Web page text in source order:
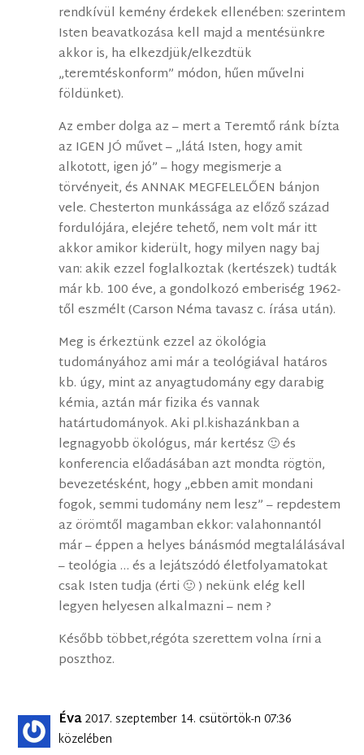
rendkívül kemény érdekek ellenében: szerintem
Isten beavatkozása kell majd a mentésünkre
akkor is, ha elkezdjük/elkezdtük
„teremtéskonform” módon, hűen művelni
földünket).
Az ember dolga az – mert a Teremtő ránk bízta
az IGEN JÓ művet – „látá Isten, hogy amit
alkotott, igen jó” – hogy megismerje a
törvényeit, és ANNAK MEGFELELŐEN bánjon
vele. Chesterton munkássága az előző század
fordulójára, elejére tehető, nem volt már itt
akkor amikor kiderült, hogy milyen nagy baj
van: akik ezzel foglalkoztak (kertészek) tudták
már kb. 100 éve, a gondolkozó emberiség 1962-
től eszmélt (Carson Néma tavasz c. írása után).
Meg is érkeztünk ezzel az ökológia
tudományához ami már a teológiával határos
kb. úgy, mint az anyagtudomány egy darabig
kémia, aztán már fizika és vannak
határtudományok. Aki pl.kishazánkban a
legnagyobb ökológus, már kertész 🙂 és
konferencia előadásában azt mondta rögtön,
bevezetésként, hogy „ebben amit mondani
fogok, semmi tudomány nem lesz” – repdestem
az örömtől magamban ekkor: valahonnantól
már – éppen a helyes bánásmód megtalálásával
– teológia … és a lejátszódó életfolyamatokat
csak Isten tudja (érti 🙂 ) nekünk elég kell
legyen helyesen alkalmazni – nem ?
Később többet,régóta szerettem volna írni a
poszthoz.
Éva2017. szeptember 14. csütörtök-n 07:36
közelében